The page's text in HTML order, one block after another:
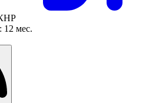
12 мес.